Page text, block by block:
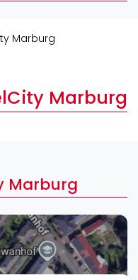
Marburg
Marburg
Marburg